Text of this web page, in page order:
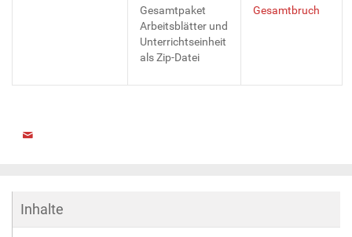
Gesamtpaket
Arbeitsblätter und
Unterrichtseinheit
als Zip-Datei
Gesamtbruch
Inhalte